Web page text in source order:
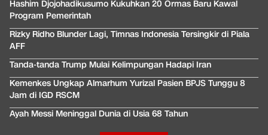
Hashim Djojohadikusumo Kukuhkan 20 Ormas Baru Kawal
Program Pemerintah
Rizky Ridho Blunder Lagi, Timnas Indonesia Tersingkir di Piala
AFF
Tanda-tanda Trump Mulai Kelimpungan Hadapi Iran
Kemenkes Ungkap Almarhum Yurizal Pasien BPJS Tunggu 8
Jam di IGD RSCM
Ayah Messi Meninggal Dunia di Usia 68 Tahun